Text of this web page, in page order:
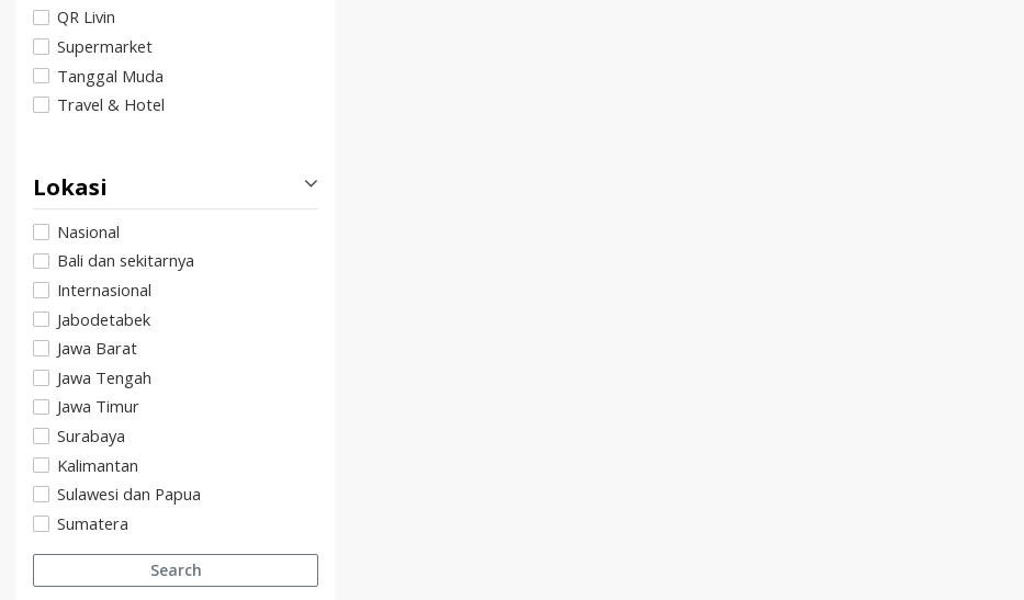
QR Livin
Supermarket
Tanggal Muda
Travel & Hotel
Lokasi
Nasional
Bali dan sekitarnya
Internasional
Jabodetabek
Jawa Barat
Jawa Tengah
Jawa Timur
Surabaya
Kalimantan
Sulawesi dan Papua
Sumatera
Search